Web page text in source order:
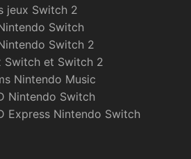
jeux Switch 2
Switch
Switch 2
Switch et Switch 2
Nintendo Music
Nintendo Switch
Express Nintendo Switch